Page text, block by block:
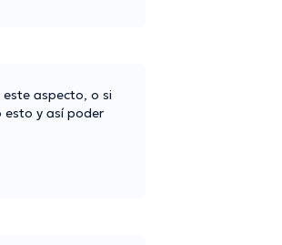
aspecto, o si
esto y así poder